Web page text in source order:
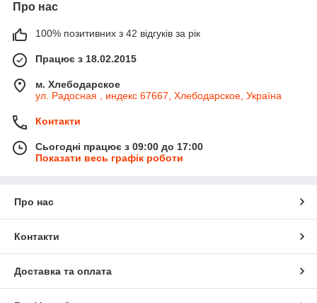
Про нас
100% позитивних з 42 відгуків за рік
Працює з 18.02.2015
м. Хлебодарское
ул. Радосная , индекс 67667, Хлебодарское, Україна
Контакти
Сьогодні працює з 09:00 до 17:00
Показати весь графік роботи
Про нас
Контакти
Доставка та оплата